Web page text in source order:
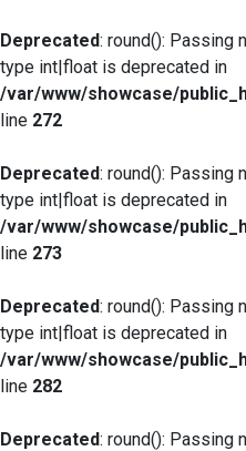
Deprecated: round(): Passing
type int|float is deprecated in
/var/www/showcase/
line 272
Deprecated: round(): Passing
type int|float is deprecated in
/var/www/showcase/
line 273
Deprecated: round(): Passing
type int|float is deprecated in
/var/www/showcase/
line 282
Deprecated: round(): Passing